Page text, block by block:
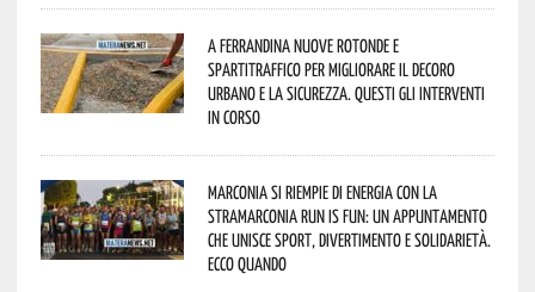
A Ferrandina nuove rotonde e
spartitraffico per migliorare il decoro
urbano e la sicurezza. Questi gli interventi
in corso
Marconia si riempie di energia con la
StraMarconia Run is Fun: un appuntamento
che unisce sport, divertimento e solidarietà.
Ecco quando